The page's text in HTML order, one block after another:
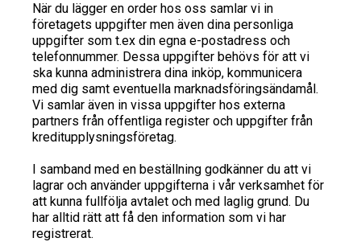
När du lägger en order hos oss samlar vi in
företagets uppgifter men även dina personliga
uppgifter som t.ex din egna e-postadress och
telefonnummer. Dessa uppgifter behövs för att vi
ska kunna administrera dina inköp, kommunicera
med dig samt eventuella marknadsföringsändamål.
Vi samlar även in vissa uppgifter hos externa
partners från offentliga register och uppgifter från
kreditupplysningsföretag.
I samband med en beställning godkänner du att vi
lagrar och använder uppgifterna i vår verksamhet för
att kunna fullfölja avtalet och med laglig grund. Du
har alltid rätt att få den information som vi har
registrerat.